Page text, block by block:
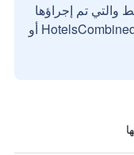
والتي تم إجراؤها
بواسطة مستخدمين حقيقيين مع HotelsCombined أو